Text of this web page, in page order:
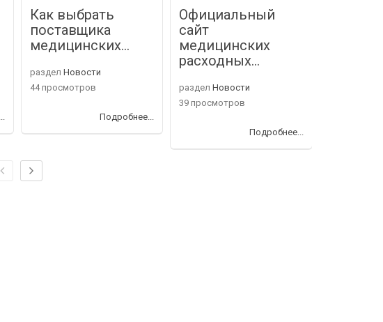
Как выбрать
поставщика
медицинских…
раздел Новости
44 просмотров
Подробнее...
Официальный
сайт
медицинских
расходных…
раздел Новости
39 просмотров
Подробнее...